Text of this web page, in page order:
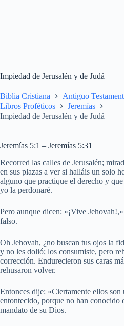
Impiedad de Jerusalén y de Judá
Biblia Cristiana
Antiguo
Libros Proféticos
Jeremías
Impiedad de Jerusalén y de Judá
Jeremías 5:1 – Jeremías 5:31
Recorred las calles de Jerusalén;
en sus plazas a ver si halláis un solo
alguno que practique el derecho y
yo la perdonaré.
Pero aunque dicen: «¡Vive
falso.
Oh Jehovah, ¿no buscan tus ojos la
y no les dolió; los consumiste, pero
corrección. Endurecieron sus caras
rehusaron volver.
Entonces dije: «Ciertamente ellos son
entontecido, porque no han conocido
mandato de su Dios.